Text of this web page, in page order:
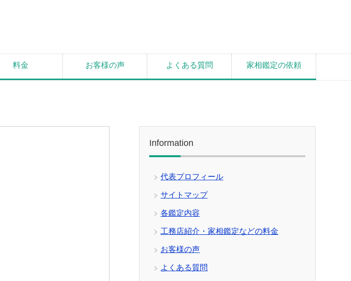
料金 お客様の声 よくある質問 家相鑑定の依頼
Information
代表プロフィール
サイトマップ
各鑑定内容
工務店紹介・家相鑑定などの料金
お客様の声
よくある質問